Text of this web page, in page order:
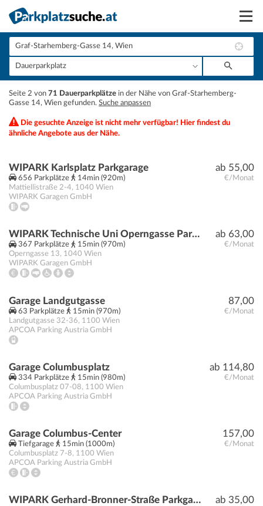
Suchen
Vermieten
Anmelden
Seite 2 von 71 Dauerparkplätze in der Nähe von Graf-Starhemberg-
Gasse 14, Wien gefunden. Suche anpassen
Die gesuchte Anzeige ist nicht mehr verfügbar! Hier findest du
ähnliche Angebote aus der Nähe.
ab 55,00
€/Monat
WIPARK Karlsplatz Parkgarage
656 Parkplätze
14min (920m)
Mattiellistraße 2-4, 1040 Wien
WIPARK Garagen GmbH
ab 63,00
€/Monat
WIPARK Technische Uni Operngasse Parkgarage
367 Parkplätze
15min (970m)
Operngasse 13, 1040 Wien
WIPARK Garagen GmbH
87,00
€/Monat
Garage Landgutgasse
63 Parkplätze
15min (970m)
Landgutgasse 32-36, 1100 Wien
APCOA Parking Austria GmbH
ab 114,80
€/Monat
Garage Columbusplatz
334 Parkplätze
15min (980m)
Columbusplatz 07-08, 1100 Wien
APCOA Parking Austria GmbH
157,00
€/Monat
Garage Columbus-Center
Tiefgarage
15min (1000m)
Columbusplatz 7-8, 1100 Wien
APCOA Parking Austria GmbH
ab 35,00
WIPARK Gerhard-Bronner-Straße Parkgarage
+
−